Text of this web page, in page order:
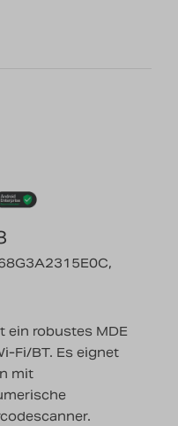
ein robustes MDE
Fi/BT. Es eignet
mit